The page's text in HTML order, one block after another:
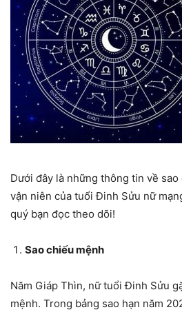
Dưới đây là những thông tin về
vận niên của tuổi Đinh Sửu nữ
quý bạn đọc theo dõi!
Sao chiếu mệnh
Năm Giáp Thìn, nữ tuổi Đinh Sửu
mệnh. Trong bảng sao hạn năm